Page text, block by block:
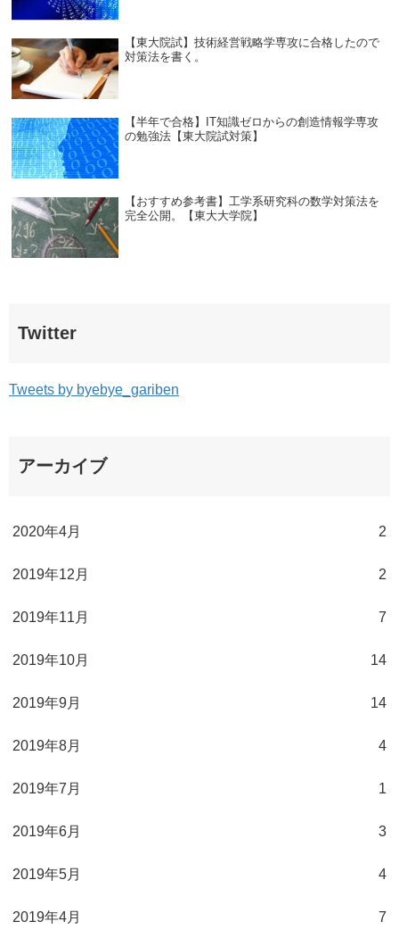
【東大院試】技術経営戦略学専攻に合格したので
対策法を書く。
【半年で合格】IT知識ゼロからの創造情報学専攻
の勉強法【東大院試対策】
【おすすめ参考書】工学系研究科の数学対策法を
完全公開。【東大大学院】
Twitter
Tweets by byebye_gariben
アーカイブ
2020年4月 2
2019年12月 2
2019年11月 7
2019年10月 14
2019年9月 14
2019年8月 4
2019年7月 1
2019年6月 3
2019年5月 4
2019年4月 7